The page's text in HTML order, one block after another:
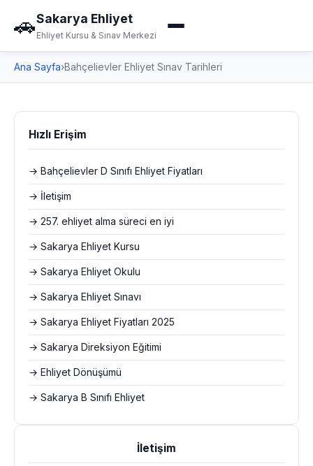
🚗Sakarya Ehliyet
Ehliyet Kursu & Sınav Merkezi
Ana Sayfa›Bahçelievler Ehliyet Sınav Tarihleri
Hızlı Erişim
→ Bahçelievler D Sınıfı Ehliyet Fiyatları
→ İletişim
→ 257. ehliyet alma süreci en iyi
→ Sakarya Ehliyet Kursu
→ Sakarya Ehliyet Okulu
→ Sakarya Ehliyet Sınavı
→ Sakarya Ehliyet Fiyatları 2025
→ Sakarya Direksiyon Eğitimi
→ Ehliyet Dönüşümü
→ Sakarya B Sınıfı Ehliyet
İletişim